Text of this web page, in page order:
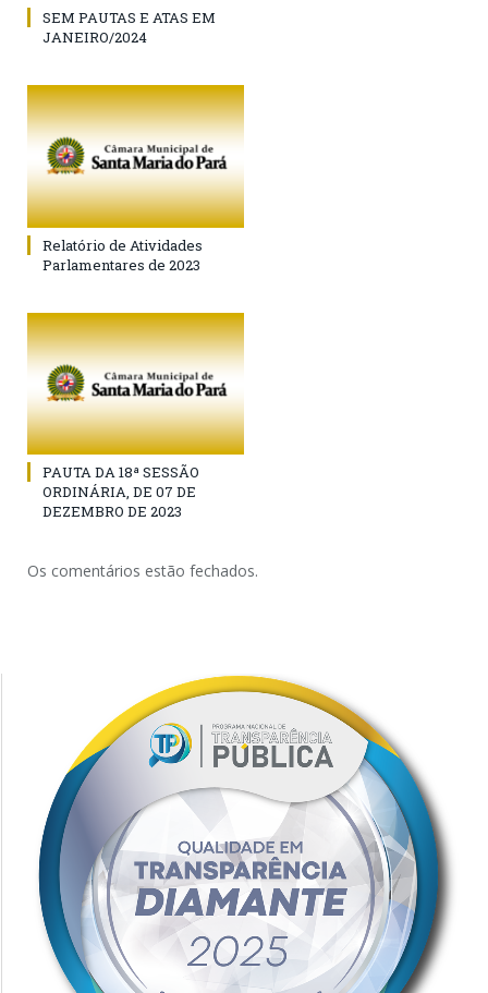
SEM PAUTAS E ATAS EM
JANEIRO/2024
Relatório de Atividades
Parlamentares de 2023
PAUTA DA 18ª SESSÃO
ORDINÁRIA, DE 07 DE
DEZEMBRO DE 2023
Os comentários estão fechados.